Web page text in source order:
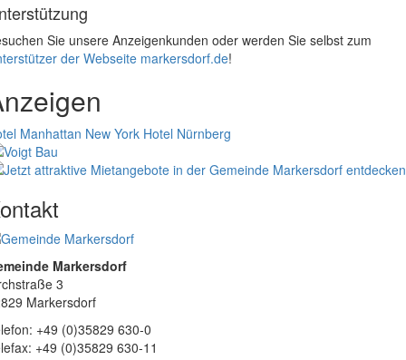
Sie unsere Anzeigenkunden oder werden Sie selbst zum
der Webseite markersdorf.de!
Manhattan New York Hotel Nürnberg
Markersdorf
3
Markersdorf
+49 (0)35829 630-0
+49 (0)35829 630-11